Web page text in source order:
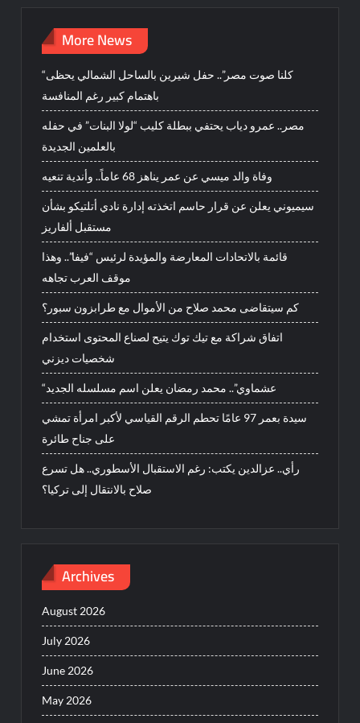
More News
“كلنا صوت مصر”.. حفل شيرين بالساحل الشمالي يحظى
باهتمام كبير رغم المنافسة
مصر.. عمرو دياب يحتفي ببطلة كليب “لولا البنات” في حفله
بالعلمين الجديدة
وفاة والد ميسي عن عمر يناهز 68 عاماً.. وأندية تنعيه
سيميوني يعلن عن قرار حاسم اتخذته إدارة نادي أتلتيكو بشأن
مستقبل ألفاريز
قائمة بالاتحادات المعارضة والمؤيدة لرئيس “فيفا”.. وهذا
موقف العرب تجاهه
كم سيتقاضى محمد صلاح من الأموال مع طرابزون سبور؟
اتفاق شراكة مع تيك توك يتيح لصناع المحتوى استخدام
شخصيات ديزني
“عشماوي”.. محمد رمضان يعلن اسم مسلسله الجديد
سيدة بعمر 97 عامًا تحطم الرقم القياسي لأكبر امرأة تمشي
على جناح طائرة
رأي.. عزالدين يكتب: رغم الاستقبال الأسطوري.. هل تسرع
صلاح بالانتقال إلى تركيا؟
Archives
August 2026
July 2026
June 2026
May 2026